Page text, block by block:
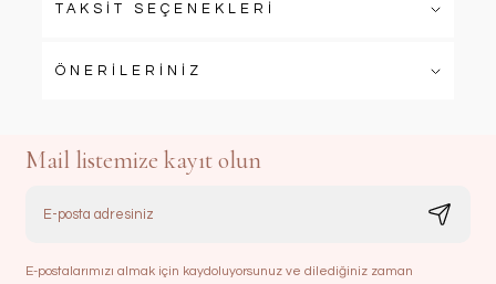
TAKSİT SEÇENEKLERİ
ÖNERİLERİNİZ
Mail listemize kayıt olun
E-postalarımızı almak için kaydoluyorsunuz ve dilediğiniz zaman